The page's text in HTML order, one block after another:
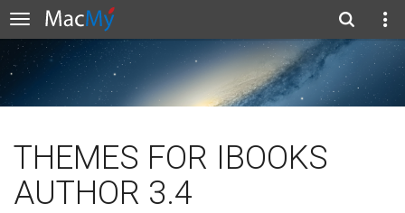
THEMES FOR IBOOKS
AUTHOR 3.4